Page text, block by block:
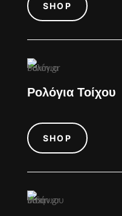
SHOP
Ρολόγια Τοίχου
SHOP